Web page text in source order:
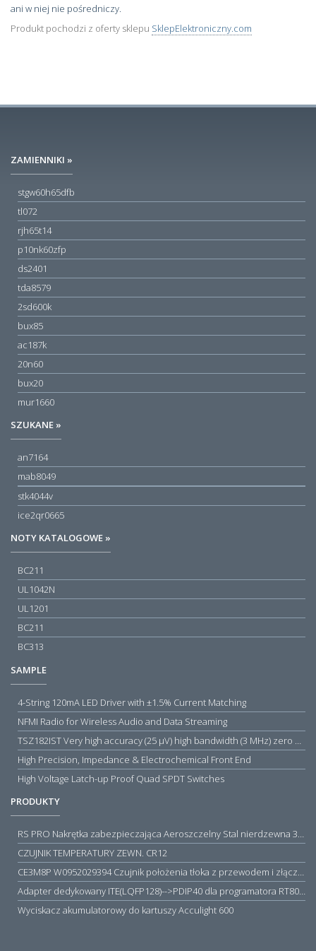
ani w niej nie pośredniczy.
Produkt pochodzi z oferty sklepu SklepElektroniczny.com
ZAMIENNIKI »
stgw60h65dfb
tl072
rjh65t14
p10nk60zfp
ds2401
tda8579
2sd600k
bux85
ac187k
20n60
bux20
mur1660
SZUKANE »
an7164
mab8049
stk4044v
ice2qr0665
NOTY KATALOGOWE »
BC211
UL1042N
UL1201
BC211
BC313
SAMPLE
4-String 120mA LED Driver with ±1.5% Current Matching
NFMI Radio for Wireless Audio and Data Streaming
TSZ182IST Very high accuracy (25 µV) high bandwidth (3 MHz) zero drift 5 V operational amplifiers
High Precision, Impedance & Electrochemical Front End
High Voltage Latch-up Proof Quad SPDT Switches
PRODUKTY
RS PRO Nakrętka zabezpieczająca Aeroszczelny Stal nierdzewna 316 Zwykłe
CZUJNIK TEMPERATURY ZEWN. CR12
CE3M8P W0952029394 Czujnik położenia tłoka z przewodem i złączem M8, PNP NO, 10...30VDC, 100mA, METALWORK, METAL WORK jak MZT1-0
Adapter dedykowany ITE(LQFP128)-->PDIP40 dla programatora RT809H/RT809F (simple)
Wyciskacz akumulatorowy do kartuszy Acculight 600